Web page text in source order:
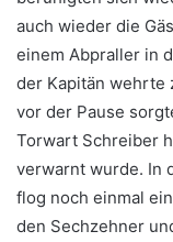
auch wieder die
einem Abpraller in
der Kapitän wehrte
vor der Pause
Torwart Schreiber
verwarnt wurde. In
flog noch einmal
den Sechzehner